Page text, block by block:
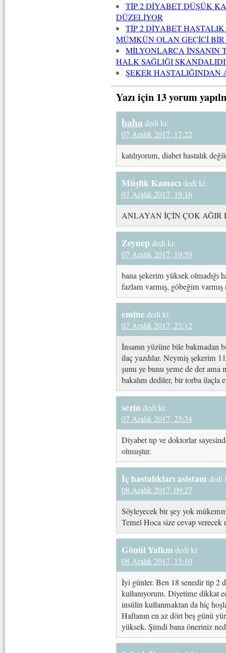
TİP 2 DİYABET DÜŞÜK
DÜZELİYOR
TİP 2 DİYABET
MÜMKÜN OLAN GEÇİCİ
MİLYONLARCA İNSANIN
HALK SAĞLIĞI
ŞEKER
Yazı için 13 yorum
baha dedi ki:
07 Aralık 2017, 17:22
katılıyorum, diabet hastalık
Müşfik Kamacı dedi ki:
07 Aralık 2017, 19:16
ANLAYAN İÇİN ÇOK AĞIR
Zeynep dedi ki:
07 Aralık 2017, 19:59
bana şekerim yüksek olmadığı
fazlam varmış, göbeğim
eminededi ki:
07 Aralık 2017, 23:12
İnsanın yüzüne bile bakmadan
ilaç yazdılar. Neymiş şekerim
şunu ye bunu yeme de der ama
bakalım dediler, bir torba ilaçla
sezindedi ki:
07 Aralık 2017, 23:34
Diyabet tıp ve doktorlar
olmuştur.
İç hastalıkları asistanı dedi
08 Aralık 2017, 09:27
Söyleyecek bir şey yok
Temel Hoca size cevap
Gönül Yalkındedi ki:
08 Aralık 2017, 13:10
İyi günler. Ben 18 senedir tip 2
kullanıyorum. Diyetime dikkat
insülin kullanmaktan da hiç
Haftanın en az dört beş günü
yüksek. Şimdi bana öneriniz